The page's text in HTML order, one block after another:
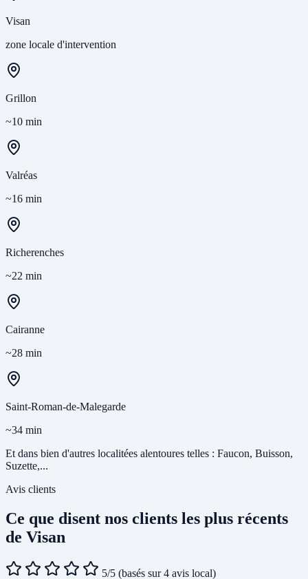
Visan
zone locale d'intervention
Grillon
~10 min
Valréas
~16 min
Richerenches
~22 min
Cairanne
~28 min
Saint-Roman-de-Malegarde
~34 min
Et dans bien d'autres localitées alentoures telles : Faucon, Buisson,
Suzette,...
Avis clients
Ce que disent nos clients les plus récents
de Visan
5/5 (basés sur 4 avis local)